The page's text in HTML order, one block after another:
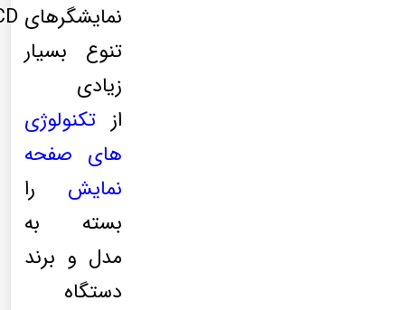
تنوع بسیار
زیادی
از تکنولوژی
های صفحه
نمایش را
بسته به
مدل و برند
دستگاه